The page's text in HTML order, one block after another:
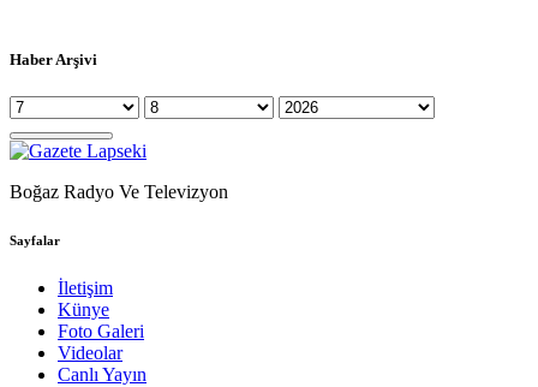
Haber Arşivi
Boğaz Radyo Ve Televizyon
Sayfalar
İletişim
Künye
Foto Galeri
Videolar
Canlı Yayın